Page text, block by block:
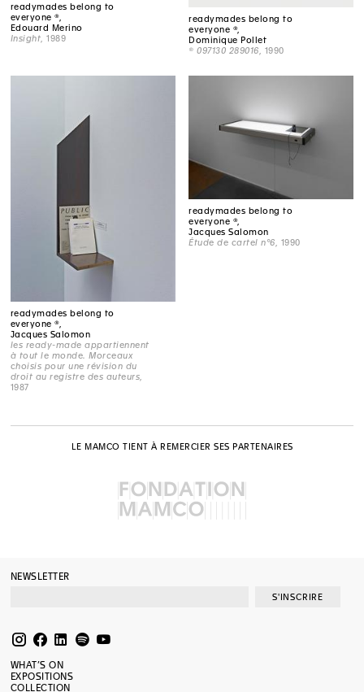
readymades belong to
everyone ®,
Edouard Merino
Insight , 1989
readymades belong to
everyone ®,
Dominique Pollet
® 097130 289016 , 1990
readymades belong to
everyone ®,
Jacques Salomon
les ready-made appartiennent
à tout le monde. Morceaux
choisis pour une révision du
droit au registre des auteurs
1987
readymades belong to
everyone ®,
Jacques Salomon
Étude de cartel n°6 , 1990
LE MAMCO TIENT À REMERCIER SES PARTENAIRES
NEWSLETTER
S'INSCRIRE
WHAT’S ON
EXPOSITIONS
COLLECTION